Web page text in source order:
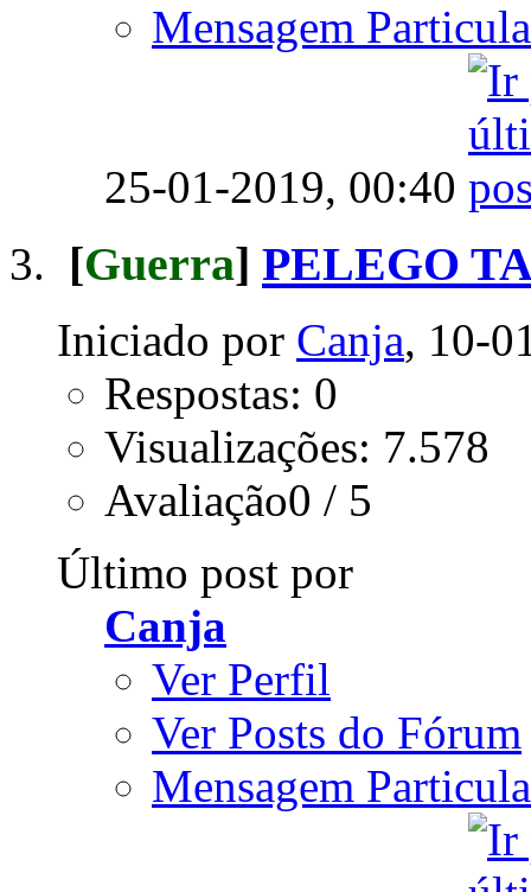
Mensagem
25-01-2019, 00:40
[Guerra] PELEGO
Iniciado por Canja, 10-
Respostas: 0
Visualizações: 7.578
Avaliação0 / 5
Último post por
Canja
Ver Perfil
Ver Posts do Fórum
Mensagem